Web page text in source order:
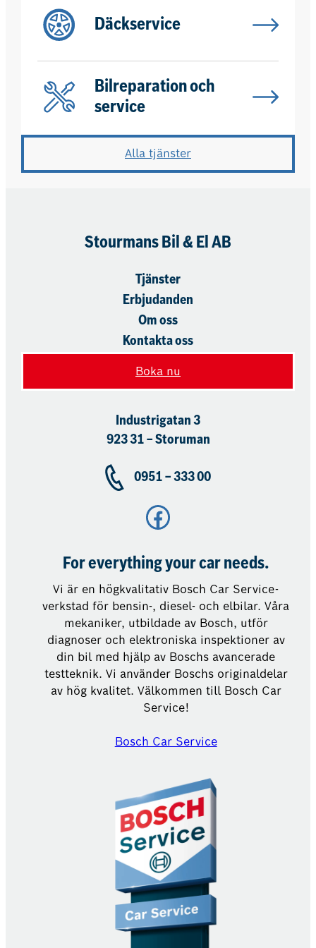
Däckservice
Bilreparation och
service
Alla tjänster
Stourmans Bil & El AB
Tjänster
Erbjudanden
Om oss
Kontakta oss
Boka nu
Industrigatan 3
923 31 – Storuman
0951 – 333 00
Facebook
For everything your car needs.
Vi är en högkvalitativ Bosch Car Service-
verkstad för bensin-, diesel- och elbilar. Våra
mekaniker, utbildade av Bosch, utför
diagnoser och elektroniska inspektioner av
din bil med hjälp av Boschs avancerade
testteknik. Vi använder Boschs originaldelar
av hög kvalitet. Välkommen till Bosch Car
Service!
Bosch Car Service